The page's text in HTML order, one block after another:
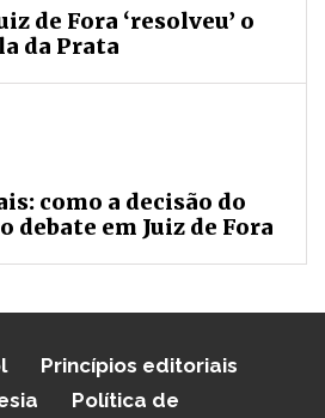
de Fora ‘resolveu’ o
da Prata
como a decisão do
debate em Juiz de Fora
Princípios editoriais
Política de